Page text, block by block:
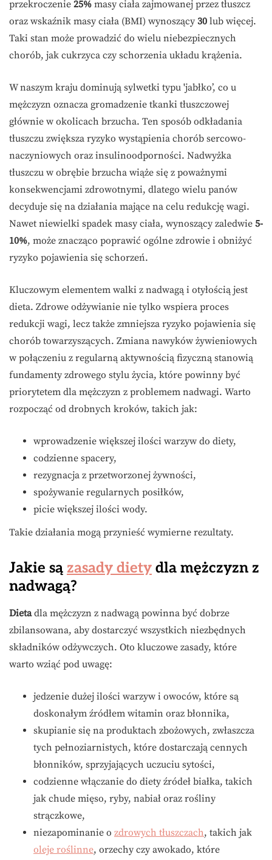
przekroczenie 25% masy ciała zajmowanej przez tłuszcz
oraz wskaźnik masy ciała (BMI) wynoszący 30 lub więcej.
Taki stan może prowadzić do wielu niebezpiecznych
chorób, jak cukrzyca czy schorzenia układu krążenia.
W naszym kraju dominują sylwetki typu 'jabłko’, co u
mężczyzn oznacza gromadzenie tkanki tłuszczowej
głównie w okolicach brzucha. Ten sposób odkładania
tłuszczu zwiększa ryzyko wystąpienia chorób sercowo-
naczyniowych oraz insulinoodporności. Nadwyżka
tłuszczu w obrębie brzucha wiąże się z poważnymi
konsekwencjami zdrowotnymi, dlatego wielu panów
decyduje się na działania mające na celu redukcję wagi.
Nawet niewielki spadek masy ciała, wynoszący zaledwie 5-
10%, może znacząco poprawić ogólne zdrowie i obniżyć
ryzyko pojawienia się schorzeń.
Kluczowym elementem walki z nadwagą i otyłością jest
dieta. Zdrowe odżywianie nie tylko wspiera proces
redukcji wagi, lecz także zmniejsza ryzyko pojawienia się
chorób towarzyszących. Zmiana nawyków żywieniowych
w połączeniu z regularną aktywnością fizyczną stanowią
fundamenty zdrowego stylu życia, które powinny być
priorytetem dla mężczyzn z problemem nadwagi. Warto
rozpocząć od drobnych kroków, takich jak:
wprowadzenie większej ilości warzyw do diety,
codzienne spacery,
rezygnacja z przetworzonej żywności,
spożywanie regularnych posiłków,
picie większej ilości wody.
Takie działania mogą przynieść wymierne rezultaty.
Jakie są zasady diety dla mężczyzn z
nadwagą?
Dietadla mężczyzn z nadwagą powinna być dobrze
zbilansowana, aby dostarczyć wszystkich niezbędnych
składników odżywczych. Oto kluczowe zasady, które
warto wziąć pod uwagę:
jedzenie dużej ilości warzyw i owoców, które są
doskonałym źródłem witamin oraz błonnika,
skupianie się na produktach zbożowych, zwłaszcza
tych pełnoziarnistych, które dostarczają cennych
błonników, sprzyjających uczuciu sytości,
codzienne włączanie do diety źródeł białka, takich
jak chude mięso, ryby, nabiał oraz rośliny
strączkowe,
niezapominanie o zdrowych tłuszczach, takich jak
oleje roślinne, orzechy czy awokado, które